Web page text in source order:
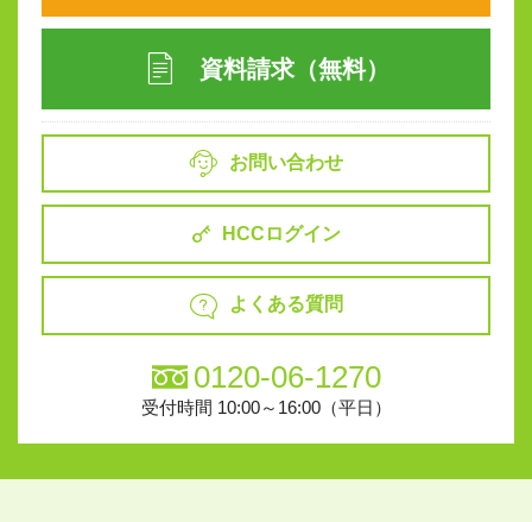
資料請求（無料）
お問い合わせ
HCCログイン
よくある質問
0120-06-1270
受付時間 10:00～16:00（平日）